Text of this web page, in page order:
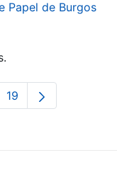
Papel de Burgos
Use TAB to
Page
19